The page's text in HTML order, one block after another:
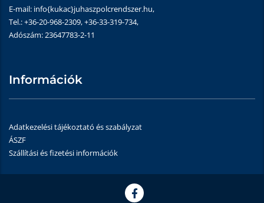
E-mail: info{kukac}juhaszpolcrendszer.hu,
Tel.: +36-20-968-2309, +36-33-319-734,
Adószám: 23647783-2-11
Információk
Adatkezelési tájékoztató és szabályzat
ÁSZF
Szállítási és fizetési információk